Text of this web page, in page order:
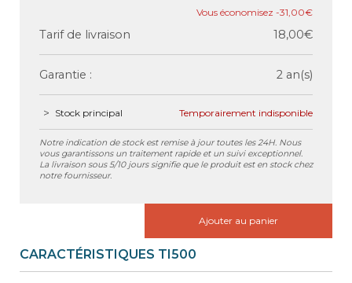
-31,00€
Tarif de livraison 18,00€
Garantie : 2 an(s)
Stock principal Temporairement indisponible
Notre indication de stock est remise à jour toutes les 24H. Nous
vous garantissons un traitement rapide et un suivi exceptionnel.
La livraison sous 5/10 jours signifie que le produit est en stock chez
notre fournisseur.
Ajouter au panier
CARACTÉRISTIQUES TI500